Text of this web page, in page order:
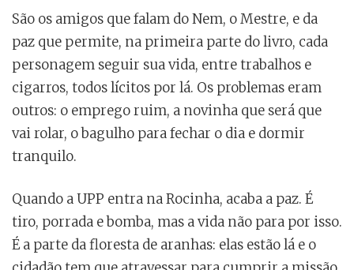
São os amigos que falam do Nem, o Mestre, e da
paz que permite, na primeira parte do livro, cada
personagem seguir sua vida, entre trabalhos e
cigarros, todos lícitos por lá. Os problemas eram
outros: o emprego ruim, a novinha que será que
vai rolar, o bagulho para fechar o dia e dormir
tranquilo.
Quando a UPP entra na Rocinha, acaba a paz. É
tiro, porrada e bomba, mas a vida não para por isso.
É a parte da floresta de aranhas: elas estão lá e o